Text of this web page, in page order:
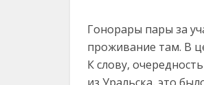
Гонорары пары за
проживание там. В
К слову,